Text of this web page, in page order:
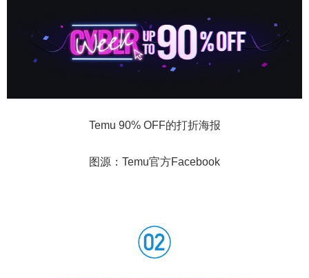
Temu 90% OFF的打折海报
图源：Temu官方Facebook